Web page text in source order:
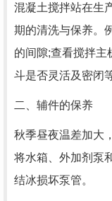
混凝土搅拌站在生
期的清洗与保养。
的间隙;查看搅拌主
斗是否灵活及密闭
二、辅件的保养
秋季昼夜温差加大
将水箱、外加剂泵
结冰损坏泵管。